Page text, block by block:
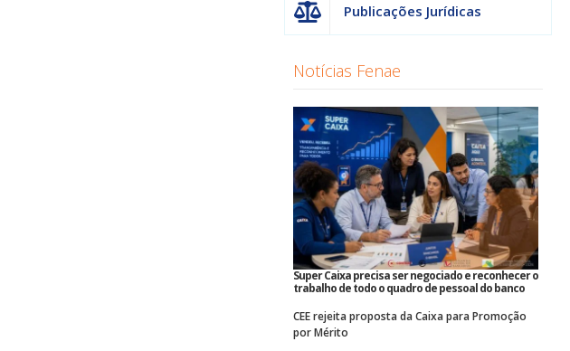
Publicações Jurídicas
Notícias Fenae
Super Caixa precisa ser negociado e reconhecer o
trabalho de todo o quadro de pessoal do banco
CEE rejeita proposta da Caixa para Promoção
por Mérito